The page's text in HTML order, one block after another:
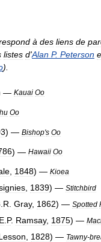
à des liens de
listes d'Alan P. Peterson
).
— Kauai Oo
Oo
) — Bishop's Oo
) — Hawaii Oo
1848) — Kioea
1839) — Stitchbird
R Gray, 1862) — Spotted
E P. Ramsay, 1875) —
1828) — Tawny-